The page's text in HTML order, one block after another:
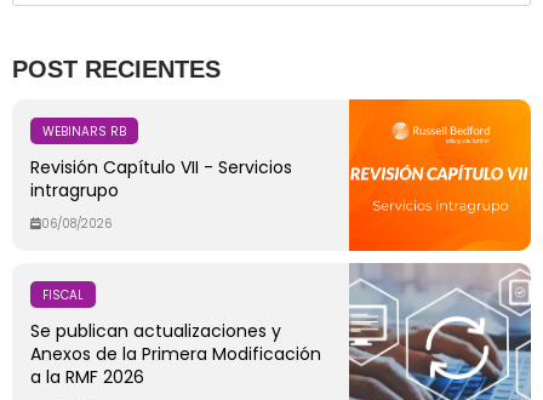
POST RECIENTES
WEBINARS RB
Revisión Capítulo VII - Servicios
intragrupo
06/08/2026
FISCAL
Se publican actualizaciones y
Anexos de la Primera Modificación
a la RMF 2026